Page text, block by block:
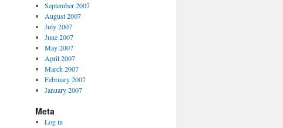
September 2007
August 2007
July 2007
June 2007
May 2007
April 2007
March 2007
February 2007
January 2007
Meta
Log in